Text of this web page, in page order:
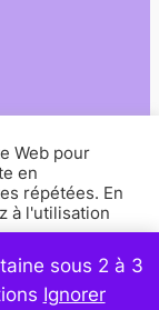
sous 2 à 3
Ignorer
Web pour
en
répétées. En
à l'utilisation